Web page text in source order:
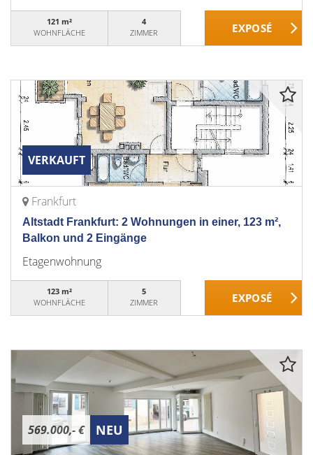
121 m²
WOHNFLÄCHE
4
ZIMMER
VERKAUFT
Frankfurt
Altstadt Frankfurt: 2 Wohnungen in einer, 123 m²,
Balkon und 2 Eingänge
Etagenwohnung
123 m²
WOHNFLÄCHE
5
ZIMMER
569.000,- € NEU